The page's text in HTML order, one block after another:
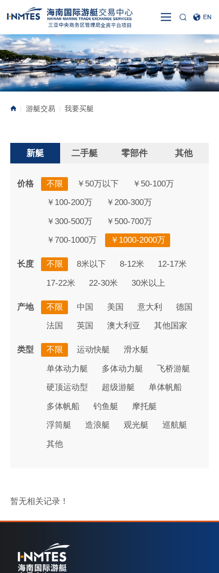
| 游艇交易 | 我要买艇
新艇 二手艇 零部件 其他
价格 不限 ￥50万以下 ￥50-100万
￥100-200万 ￥200-300万
￥300-500万 ￥500-700万
￥700-1000万 ￥1000-2000万
长度 不限 8米以下 8-12米 12-17米
17-22米 22-30米 30米以上
产地 不限 中国 美国 意大利 德国
法国 英国 澳大利亚 其他国家
类型 不限 运动快艇 滑水艇
单体动力艇 多体动力艇 飞桥游艇
硬顶运动型 超级游艇 单体帆船
多体帆船 钓鱼艇 摩托艇
浮筒艇 造浪艇 观光艇 巡航艇
其他
暂无相关记录！